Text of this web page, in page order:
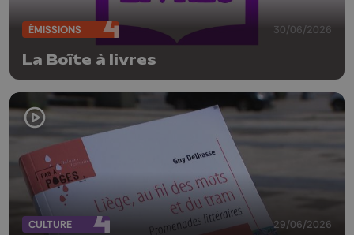
ÉMISSIONS 30/06/2026
La Boîte à livres
CULTURE 29/06/2026